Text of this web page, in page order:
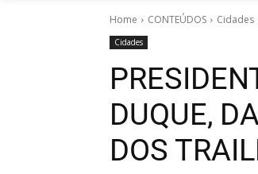
Home CONTEÚDOS Cidades
Cidades
DUQUE,
DOS